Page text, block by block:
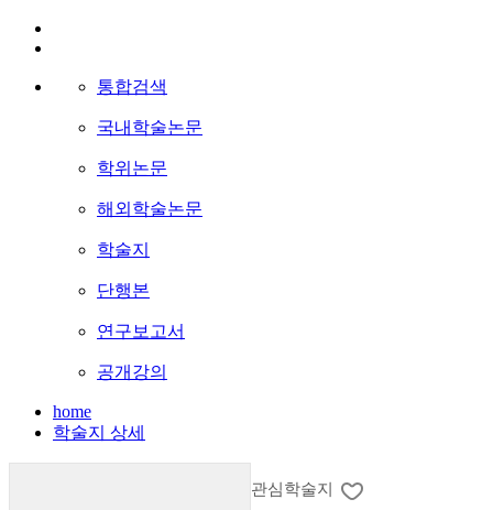
통합검색
국내학술논문
학위논문
해외학술논문
학술지
단행본
연구보고서
공개강의
home
학술지 상세
관심학술지